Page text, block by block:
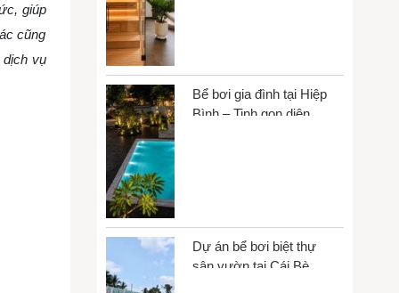
giúp
cũng
dịch vụ
Bể bơi gia đình tại Hiệp
Bình – Tinh gọn diện
Dự án bể bơi biệt thự
sân vườn tại Cái Bè,